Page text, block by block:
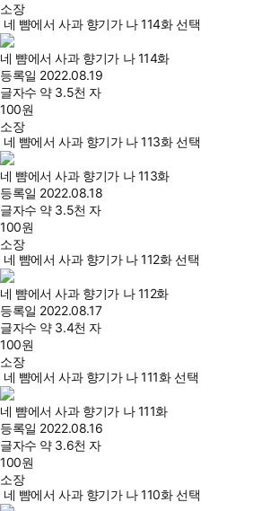
소장
네 뺨에서 사과 향기가 나 114화 선택
네 뺨에서 사과 향기가 나 114화
등록일 2022.08.19
글자수 약 3.5천 자
100원
소장
네 뺨에서 사과 향기가 나 113화 선택
네 뺨에서 사과 향기가 나 113화
등록일 2022.08.18
글자수 약 3.5천 자
100원
소장
네 뺨에서 사과 향기가 나 112화 선택
네 뺨에서 사과 향기가 나 112화
등록일 2022.08.17
글자수 약 3.4천 자
100원
소장
네 뺨에서 사과 향기가 나 111화 선택
네 뺨에서 사과 향기가 나 111화
등록일 2022.08.16
글자수 약 3.6천 자
100원
소장
네 뺨에서 사과 향기가 나 110화 선택